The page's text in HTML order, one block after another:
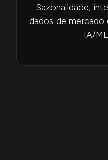
Sazonalidade,
dados de
IA/